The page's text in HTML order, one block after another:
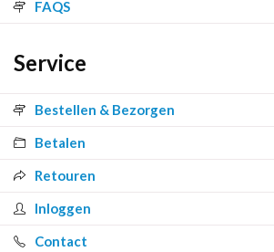
FAQS
Service
Bestellen & Bezorgen
Betalen
Retouren
Inloggen
Contact